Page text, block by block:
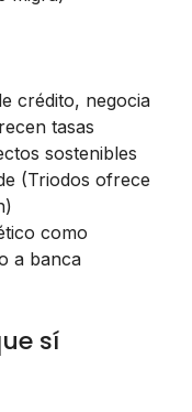
crédito, negocia
tasas
sostenibles
(Triodos ofrece
como
a banca
sí